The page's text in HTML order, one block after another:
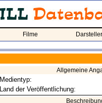
Filme Darsteller
Allgemeine
Medientyp:
Land der Veröffentlichung: